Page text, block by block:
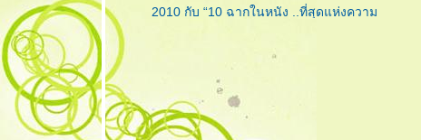
"Piranha 3D"... กัดกระจุย เลือด
"CHARICE"
เล็กแห่ง ‘เอเชีย’ ที่คู่ควรกับการ
เจียระไนโดย ‘อเมริกา’
2010 กับ “10 ฉากในหนัง ..ที่สุดแห่งความ
ดู{หนัง} วิธ มายเซลฟ์ : The Best of the Year
2010 กับ “การแสดง ..ที่สุดแห่งความประทับใจ”
ดู{หนัง} วิธ มายเซลฟ์ : The Best of the Year
2010 กับ “10 หนังดี ..in My Home”
ดู{หนัง} วิธ มายเซลฟ์ : The Best of the Year